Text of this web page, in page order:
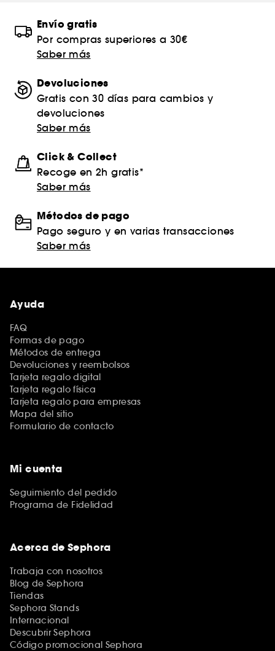
Envío gratis
Por compras superiores a 30€
Saber más
Devoluciones
Gratis con 30 días para cambios y
devoluciones
Saber más
Click & Collect
Recoge en 2h gratis*
Saber más
Métodos de pago
Pago seguro y en varias transacciones
Saber más
Ayuda
FAQ
Formas de pago
Métodos de entrega
Devoluciones y reembolsos
Tarjeta regalo digital
Tarjeta regalo física
Tarjeta regalo para empresas
Mapa del sitio
Formulario de contacto
Mi cuenta
Seguimiento del pedido
Programa de Fidelidad
Acerca de Sephora
Trabaja con nosotros
Blog de Sephora
Tiendas
Sephora Stands
Internacional
Descubrir Sephora
Código promocional Sephora